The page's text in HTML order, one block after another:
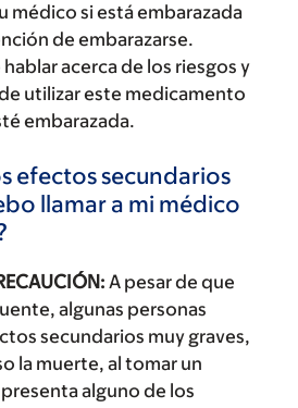
médico si está embarazada
de embarazarse.
acerca de los riesgos y
utilizar este medicamento
embarazada.
efectos secundarios
llamar a mi médico
A pesar de que
algunas personas
secundarios muy graves,
la muerte, al tomar un
alguno de los